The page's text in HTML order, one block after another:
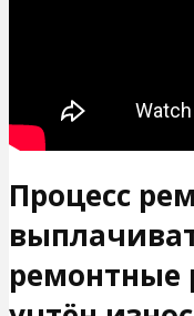
Процесс
ремонтные